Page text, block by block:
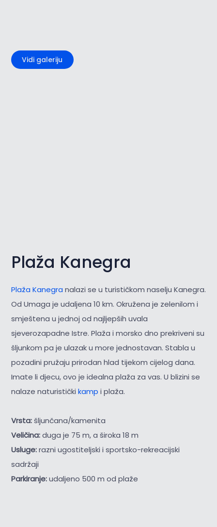
Vidi galeriju
Plaža Kanegra
Plaža Kanegra nalazi se u turističkom naselju Kanegra.
Od Umaga je udaljena 10 km. Okružena je zelenilom i
smještena u jednoj od najljepših uvala
sjeverozapadne Istre. Plaža i morsko dno prekriveni su
šljunkom pa je ulazak u more jednostavan. Stabla u
pozadini pružaju prirodan hlad tijekom cijelog dana.
Imate li djecu, ovo je idealna plaža za vas. U blizini se
nalaze naturistički kamp i plaža.
Vrsta:šljunčana/kamenita
Veličina:duga je 75 m, a široka 18 m
Usluge:razni ugostiteljski i sportsko-rekreacijski
sadržaji
Parkiranje:udaljeno 500 m od plaže